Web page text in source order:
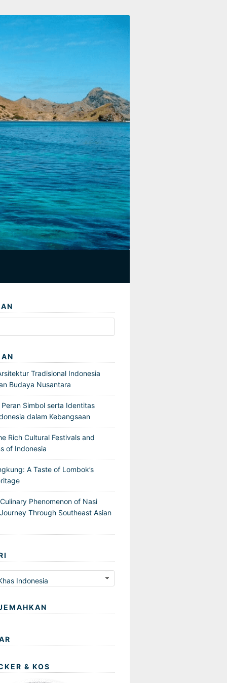
Tradisional Indonesia
Budaya Nusantara
Simbol serta Identitas
dalam Kebangsaan
Rich Cultural Festivals and
of Indonesia
A Taste of Lombok’s
Phenomenon of Nasi
Through Southeast Asian
& KOS